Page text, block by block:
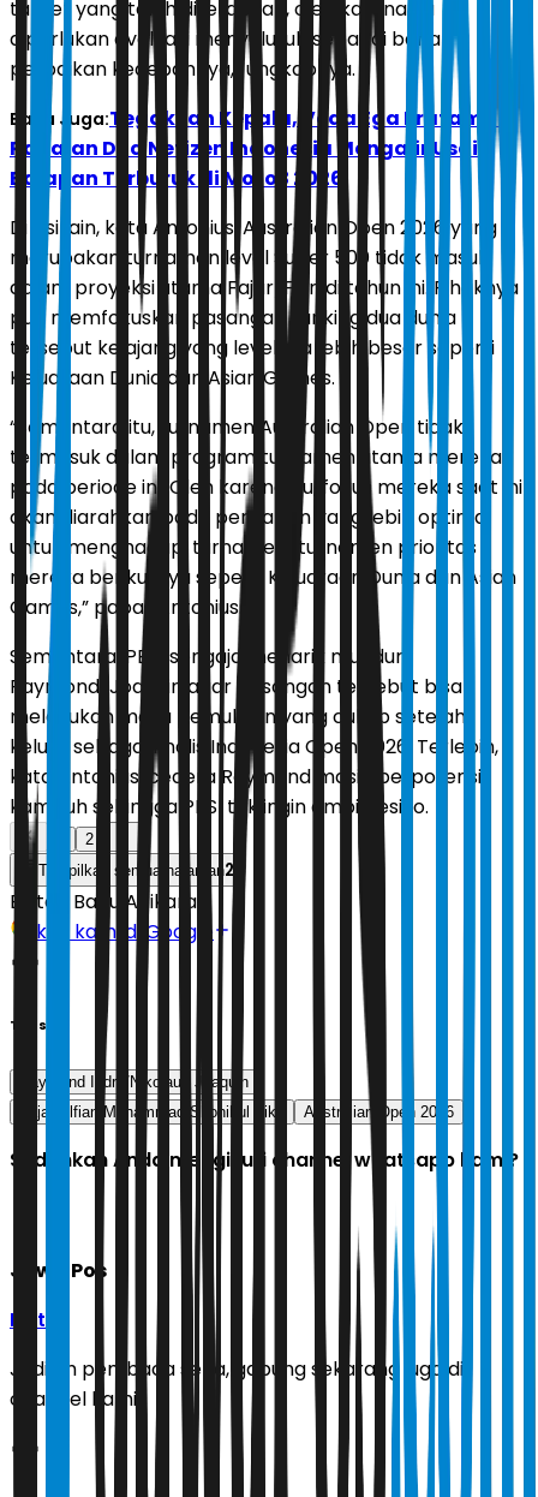
target yang telah ditetapkan, oleh karena itu
diperlukan evaluasi menyeluruh sebagai bahan
perbaikan kedepannya,” ungkapnya.
Baca Juga:Tegakkan Kepala, Veda Ega Pratama!
Rapalan Doa Netizen Indonesia Mengalir Usai
Balapan Terburuk di Moto3 2026
Di sisi lain, kata Antonius, Australian Open 2026 yang
merupakan turnamen level Super 500 tidak masuk
dalam proyeksi utama Fajar/Fikri di tahun ini. Pihaknya
pun memfokuskan pasangan ranking dua dunia
tersebut ke ajang yang levelnya lebih besar seperti
Kejuaraan Dunia dan Asian Games.
“Sementara itu, turnamen Australian Open tidak
termasuk dalam program turnamen utama mereka
pada periode ini. Oleh karena itu, fokus mereka saat ini
akan diarahkan pada persiapan yang lebih optimal
untuk menghadapi turnamen-turnamen prioritas
mereka berikutnya seperti Kejuaraan Dunia dan Asian
Games,” papar Antonius.
Sementara, PBSI sengaja menarik mundur
Raymond/Joaquin agar pasangan tersebut bisa
melakukan masa pemulihan yang cukup setelah
keluar sebagai finalis Indonesia Open 2026. Terlebih,
kata Antonius, cedera Raymond masih berpotensi
kambuh sehingga PBSI tak ingin ambil resiko.
2
Tampilkan semua halaman2
Editor: Banu Adikara
Ikuti kami di Google
Tags
Raymond Indra/Nikolaus Joaquin
Fajar Alfian/Muhammad Shohibul Fikri
Australian Open 2026
Sudahkah Anda mengikuti channel whatsapp kami?
Jawa Pos
Ikuti
Jadilah pembaca setia, gabung sekarang juga di
channel kami!